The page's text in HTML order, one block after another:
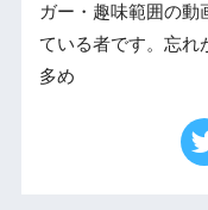
ガー・趣味範囲の動
ている者です。忘れ
多め